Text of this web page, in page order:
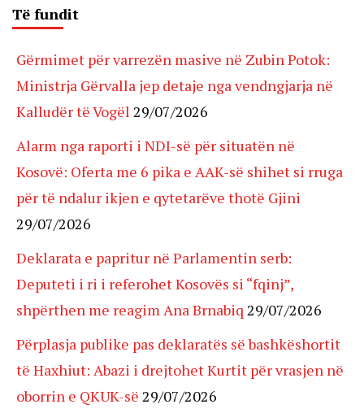
Të fundit
Gërmimet për varrezën masive në Zubin Potok:
Ministrja Gërvalla jep detaje nga vendngjarja në
Kalludër të Vogël 29/07/2026
Alarm nga raporti i NDI-së për situatën në
Kosovë: Oferta me 6 pika e AAK-së shihet si rruga
për të ndalur ikjen e qytetarëve thotë Gjini
29/07/2026
Deklarata e papritur në Parlamentin serb:
Deputeti i ri i referohet Kosovës si “fqinj”,
shpërthen me reagim Ana Brnabiq 29/07/2026
Përplasja publike pas deklaratës së bashkëshortit
të Haxhiut: Abazi i drejtohet Kurtit për vrasjen në
oborrin e QKUK-së 29/07/2026